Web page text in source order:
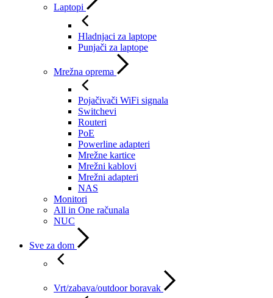
Laptopi
Hladnjaci za laptope
Punjači za laptope
Mrežna oprema
Pojačivači WiFi signala
Switchevi
Routeri
PoE
Powerline adapteri
Mrežne kartice
Mrežni kablovi
Mrežni adapteri
NAS
Monitori
All in One računala
NUC
Sve za dom
Vrt/zabava/outdoor boravak